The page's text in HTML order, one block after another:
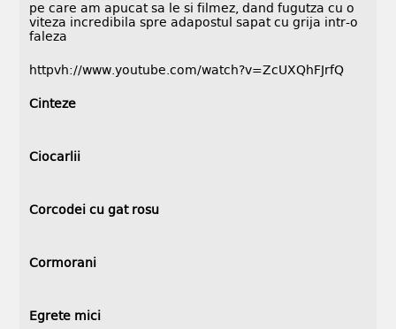
pe care am apucat sa le si filmez, dand fugutza cu o
viteza incredibila spre adapostul sapat cu grija intr-o
faleza
httpvh://www.youtube.com/watch?v=ZcUXQhFJrfQ
Cinteze
Ciocarlii
Corcodei cu gat rosu
Cormorani
Egrete mici